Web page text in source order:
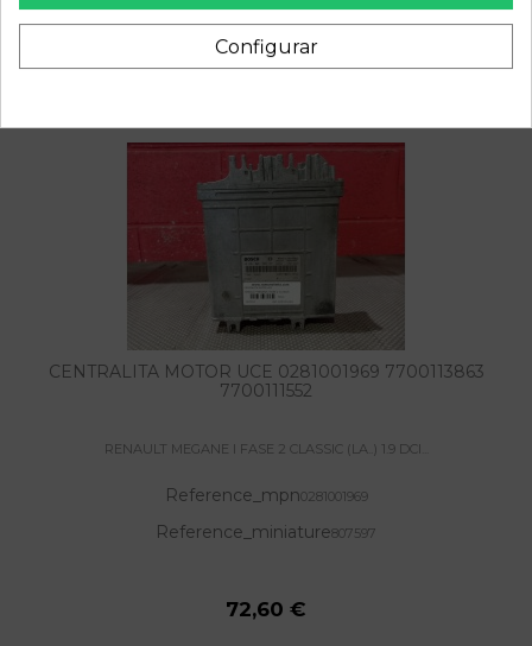
CENTRALITA MOTOR UCE 0281001969 7700113863
7700111552
RENAULT MEGANE I FASE 2 CLASSIC (LA..) 1.9 DCI...
Reference_mpn0281001969
Reference_miniature807597
72,60 €
Configurar